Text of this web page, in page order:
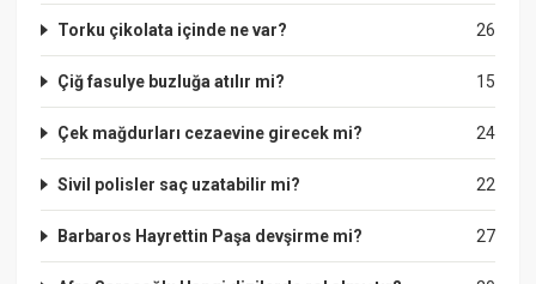
26
Torku çikolata içinde ne var?
15
Çiğ fasulye buzluğa atılır mi?
24
Çek mağdurları cezaevine girecek mi?
22
Sivil polisler saç uzatabilir mi?
27
Barbaros Hayrettin Paşa devşirme mi?